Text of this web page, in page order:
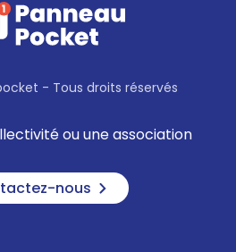
- Tous droits réservés
ou une association
nous